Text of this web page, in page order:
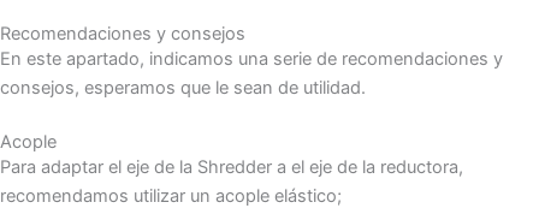
Recomendaciones y consejos
En este apartado, indicamos una serie de recomendaciones y
consejos, esperamos que le sean de utilidad.
Acople
Para adaptar el eje de la Shredder a el eje de la reductora,
recomendamos utilizar un acople elástico;